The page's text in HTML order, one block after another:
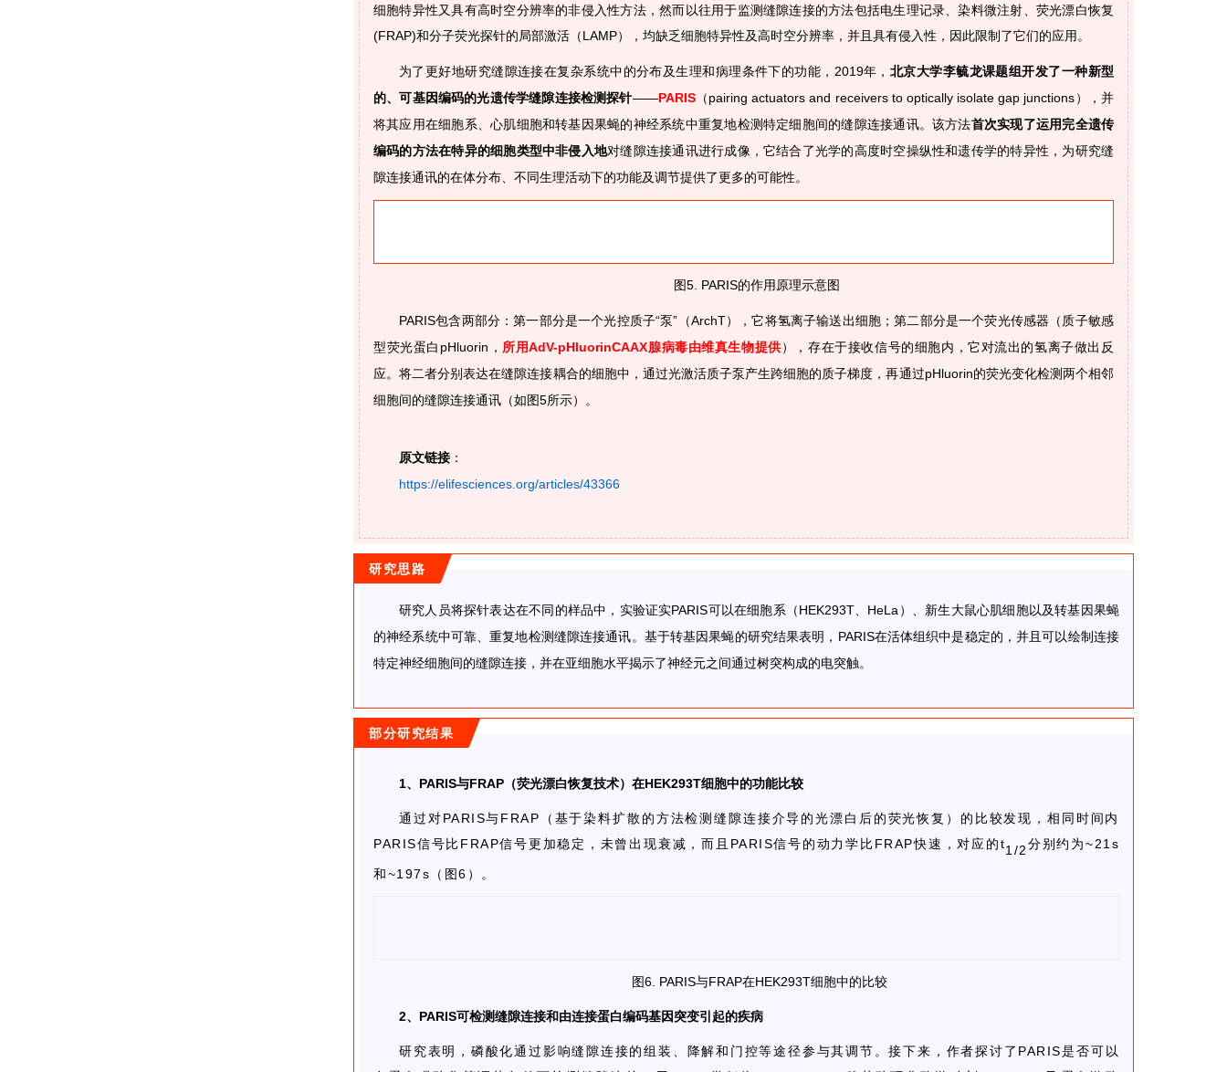
细胞特异性又具有高时空分辨率的非侵入性方法，然而以往用于监测缝隙连接的方法包括电生理记录、染料微注射、荧光漂白恢复
(FRAP)和分子荧光探针的局部激活（LAMP），均缺乏细胞特异性及高时空分辨率，并且具有侵入性，因此限制了它们的应用。
为了更好地研究缝隙连接在复杂系统中的分布及生理和病理条件下的功能，2019年， 北京大学李毓龙课题组开发了一种新型
的、可基因编码的光遗传学缝隙连接检测探针——PARIS（pairing actuators and receivers to optically isolate gap junctions），并
将其应用在细胞系、心肌细胞和转基因果蝇的神经系统中重复地检测特定细胞间的缝隙连接通讯。该方法首次实现了运用完全遗传
编码的方法在特异的细胞类型中非侵入地对缝隙连接通讯进行成像，它结合了光学的高度时空操纵性和遗传学的特异性，为研究缝
隙连接通讯的在体分布、不同生理活动下的功能及调节提供了更多的可能性。
图5. PARIS的作用原理示意图
PARIS包含两部分：第一部分是一个光控质子“泵”（ArchT），它将氢离子输送出细胞；第二部分是一个荧光传感器（质子敏感
型荧光蛋白pHluorin， 所用AdV-pHluorinCAAX腺病毒由维真生物提供），存在于接收信号的细胞内，它对流出的氢离子做出反
应。将二者分别表达在缝隙连接耦合的细胞中，通过光激活质子泵产生跨细胞的质子梯度，再通过pHluorin的荧光变化检测两个相邻
细胞间的缝隙连接通讯（如图5所示）。
原文链接 ：
https://elifesciences.org/articles/43366
研究思路
研究人员将探针表达在不同的样品中，实验证实PARIS可以在细胞系（HEK293T、HeLa）、新生大鼠心肌细胞以及转基因果蝇
的神经系统中可靠、重复地检测缝隙连接通讯。基于转基因果蝇的研究结果表明，PARIS在活体组织中是稳定的，并且可以绘制连接
特定神经细胞间的缝隙连接，并在亚细胞水平揭示了神经元之间通过树突构成的电突触。
部分研究结果
1、 PARIS与FRAP （荧光漂白恢复技术） 在HEK293T细胞中的功能比较
通过对PARIS与FRAP（基于染料扩散的方法检测缝隙连接介导的光漂白后的荧光恢复）的比较发现，相同时间内
PARIS信号比FRAP信号更加稳定，未曾出现衰减，而且PARIS信号的动力学比FRAP快速，对应的t1/2分别约为~21s
和~197s（图6）。
图6. PARIS与FRAP在HEK293T细胞中的比较
2、PARIS可检测缝隙连接和由连接蛋白编码基因突变引起的疾病
研究表明，磷酸化通过影响缝隙连接的组装、降解和门控等途径参与其调节。接下来，作者探讨了PARIS是否可以